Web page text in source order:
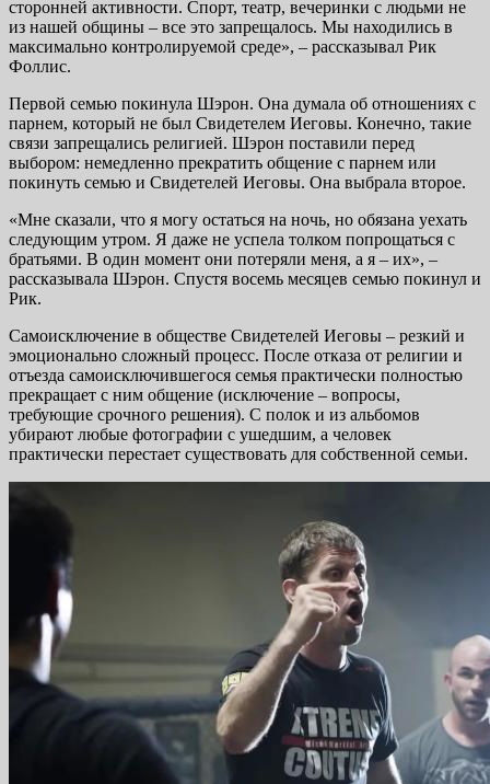
сторонней активности. Спорт, театр, вечеринки с людьми не
из нашей общины – все это запрещалось. Мы находились в
максимально контролируемой среде», – рассказывал Рик
Фоллис.
Первой семью покинула Шэрон. Она думала об отношениях с
парнем, который не был Свидетелем Иеговы. Конечно, такие
связи запрещались религией. Шэрон поставили перед
выбором: немедленно прекратить общение с парнем или
покинуть семью и Свидетелей Иеговы. Она выбрала второе.
«Мне сказали, что я могу остаться на ночь, но обязана уехать
следующим утром. Я даже не успела толком попрощаться с
братьями. В один момент они потеряли меня, а я – их», –
рассказывала Шэрон. Спустя восемь месяцев семью покинул и
Рик.
Самоисключение в обществе Свидетелей Иеговы – резкий и
эмоционально сложный процесс. После отказа от религии и
отъезда самоисключившегося семья практически полностью
прекращает с ним общение (исключение – вопросы,
требующие срочного решения). С полок и из альбомов
убирают любые фотографии с ушедшим, а человек
практически перестает существовать для собственной семьи.